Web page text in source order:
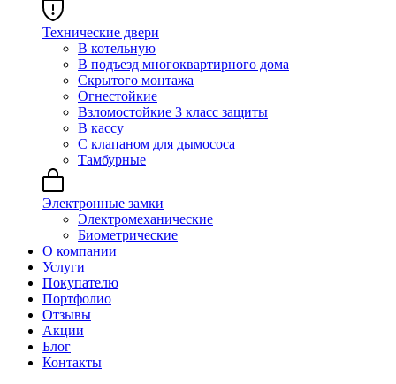
Технические двери
В котельную
В подъезд многоквартирного дома
Скрытого монтажа
Огнестойкие
Взломостойкие 3 класс защиты
В кассу
С клапаном для дымососа
Тамбурные
Электронные замки
Электромеханические
Биометрические
О компании
Услуги
Покупателю
Портфолио
Отзывы
Акции
Блог
Контакты